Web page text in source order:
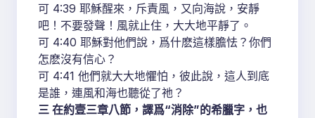
可 4:39 耶穌醒來，斥責風，又向海說，安靜
吧！不要發聲！風就止住，大大地平靜了。
可 4:40 耶穌對他們說，爲什麽這樣膽怯？你們
怎麽沒有信心？
可 4:41 他們就大大地懼怕，彼此說，這人到底
是誰，連風和海也聽從了祂？
三 在約壹三章八節，譯爲“消除”的希臘字，也